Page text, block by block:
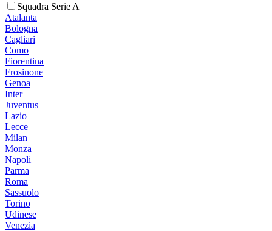
Squadra Serie A
Atalanta
Bologna
Cagliari
Como
Fiorentina
Frosinone
Genoa
Inter
Juventus
Lazio
Lecce
Milan
Monza
Napoli
Parma
Roma
Sassuolo
Torino
Udinese
Venezia